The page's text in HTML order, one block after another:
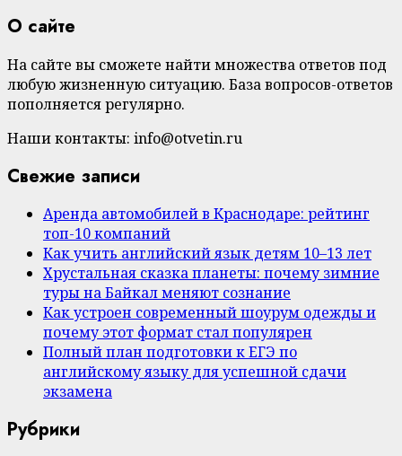
О сайте
На сайте вы сможете найти множества ответов под
любую жизненную ситуацию. База вопросов-ответов
пополняется регулярно.
Наши контакты: info@otvetin.ru
Свежие записи
Аренда автомобилей в Краснодаре: рейтинг
топ-10 компаний
Как учить английский язык детям 10–13 лет
Хрустальная сказка планеты: почему зимние
туры на Байкал меняют сознание
Как устроен современный шоурум одежды и
почему этот формат стал популярен
Полный план подготовки к ЕГЭ по
английскому языку для успешной сдачи
экзамена
Рубрики